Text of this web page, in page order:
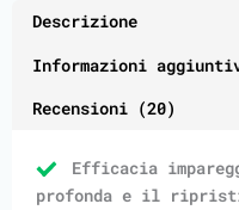
Descrizione
Informazioni
Recensioni (20)
Efficacia
profonda e il